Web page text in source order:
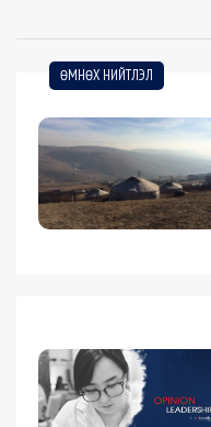
ӨМНӨХ НИЙТЛЭЛ